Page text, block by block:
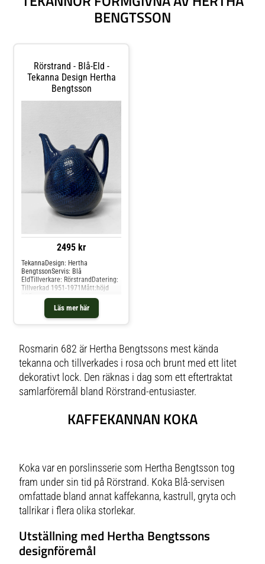
BENGTSSON
Rörstrand - Blå-Eld -
Tekanna Design Hertha
Bengtsson
2495 kr
Läs mer här
TekannaDesign: Hertha
BengtssonServis: Blå
EldTillverkare: RörstrandDatering:
Tillverkad 1951-1971Mått:höjd
mmMärkningar:RörstrandKonditio
n: Gott skick
Rosmarin 682 är Hertha Bengtssons mest kända
tekanna och tillverkades i rosa och brunt med ett litet
dekorativt lock. Den räknas i dag som ett eftertraktat
samlarföremål bland Rörstrand-entusiaster.
KAFFEKANNAN KOKA
Koka var en porslinsserie som Hertha Bengtsson tog
fram under sin tid på Rörstrand. Koka Blå-servisen
omfattade bland annat kaffekanna, kastrull, gryta och
tallrikar i flera olika storlekar.
Utställning med Hertha Bengtssons
designföremål